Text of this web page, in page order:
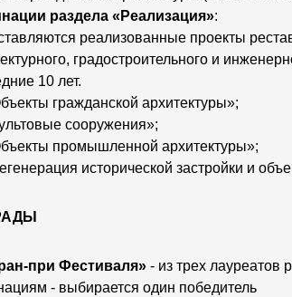
раздела «Реализация»:
реализованные проекты
градостроительного и
10 лет.
гражданской архитектуры»;
сооружения»;
промышленной архитектуры»;
исторической застройки и
при Фестиваля»- из трех лауреатов
- выбирается один победитель